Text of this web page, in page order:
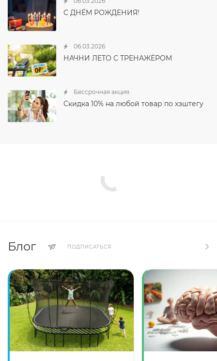
С ДНЁМ РОЖДЕНИЯ!
06.03.2026
НАЧНИ ЛЕТО С ТРЕНАЖЁРОМ
Бессрочная акция
Скидка 10% на любой товар по хэштегу
Блог ПОДПИСАТЬСЯ